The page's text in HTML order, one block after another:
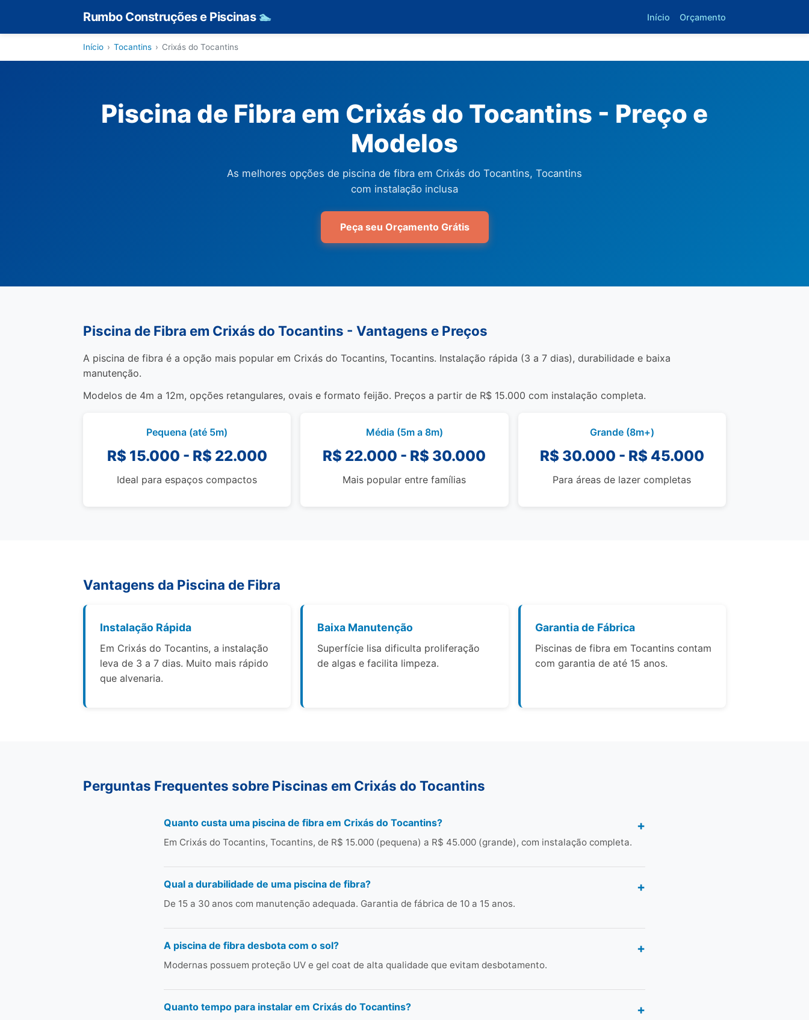
Rumbo Construções e Piscinas 🏊 Início Orçamento
Início › Tocantins › Crixás do Tocantins
Piscina de Fibra em Crixás do Tocantins - Preço e
Modelos
As melhores opções de piscina de fibra em Crixás do Tocantins, Tocantins
com instalação inclusa
Peça seu Orçamento Grátis
Piscina de Fibra em Crixás do Tocantins - Vantagens e Preços
A piscina de fibra é a opção mais popular em Crixás do Tocantins, Tocantins. Instalação rápida (3 a 7 dias), durabilidade e baixa
manutenção.
Modelos de 4m a 12m, opções retangulares, ovais e formato feijão. Preços a partir de R$ 15.000 com instalação completa.
Pequena (até 5m)
R$ 15.000 - R$ 22.000
Ideal para espaços compactos
Média (5m a 8m)
R$ 22.000 - R$ 30.000
Mais popular entre famílias
Grande (8m+)
R$ 30.000 - R$ 45.000
Para áreas de lazer completas
Vantagens da Piscina de Fibra
Instalação Rápida
Em Crixás do Tocantins, a instalação
leva de 3 a 7 dias. Muito mais rápido
que alvenaria.
Baixa Manutenção
Superfície lisa dificulta proliferação
de algas e facilita limpeza.
Garantia de Fábrica
Piscinas de fibra em Tocantins contam
com garantia de até 15 anos.
Perguntas Frequentes sobre Piscinas em Crixás do Tocantins
Quanto custa uma piscina de fibra em Crixás do Tocantins?
Em Crixás do Tocantins, Tocantins, de R$ 15.000 (pequena) a R$ 45.000 (grande), com instalação completa.
Qual a durabilidade de uma piscina de fibra?
De 15 a 30 anos com manutenção adequada. Garantia de fábrica de 10 a 15 anos.
A piscina de fibra desbota com o sol?
Modernas possuem proteção UV e gel coat de alta qualidade que evitam desbotamento.
Quanto tempo para instalar em Crixás do Tocantins?